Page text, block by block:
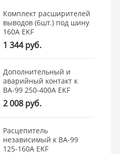
Комплект расширителей
выводов (6шт.) под шину
160А EKF
1 344 руб.
Дополнительный и
аварийный контакт к
ВА-99 250-400А EKF
2 008 руб.
Расцепитель
независимый к ВА-99
125-160А EKF